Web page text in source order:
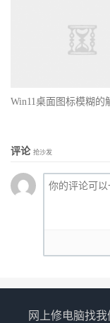
Win11桌面图标模糊的
评论 抢沙发
网上修电脑找